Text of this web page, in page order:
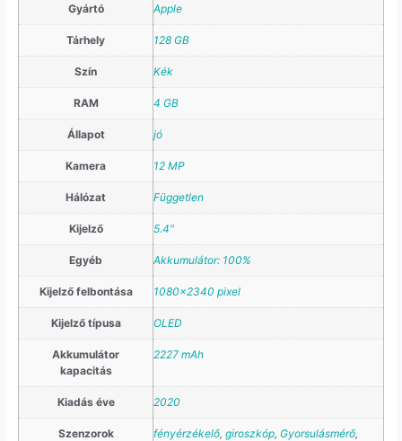
Gyártó Apple
Tárhely 128 GB
Szín Kék
RAM 4 GB
Állapot jó
Kamera 12 MP
Hálózat Független
Kijelző 5.4"
Egyéb Akkumulátor: 100%
Kijelző felbontása 1080×2340 pixel
Kijelző típusa OLED
Akkumulátor
kapacitás
2227 mAh
Kiadás éve 2020
Szenzorok fényérzékelő, giroszkóp, Gyorsulásmérő,